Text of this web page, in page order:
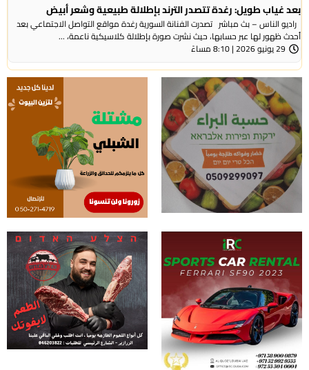
بعد غياب طويل: رغدة تتصدر الترند بإطلالة طبيعية وشعر أبيض
راديو الناس – بث مباشر تصدرت الفنانة السورية رغدة مواقع التواصل الاجتماعي بعد
أحدث ظهور لها عبر حسابها، حيث نشرت صورة بإطلالة كلاسيكية ناعمة، ...
29 يونيو 2026 | 8:10 مساءً